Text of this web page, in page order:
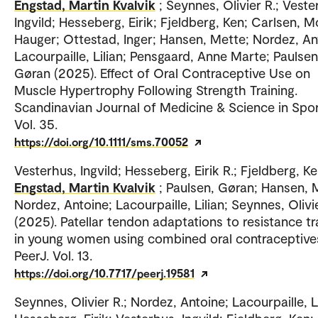
Engstad, Martin Kvalvik ; Seynnes, Olivier R.;
Ingvild; Hesseberg, Eirik; Fjeldberg, Ken; Carlsen,
Hauger; Ottestad, Inger; Hansen, Mette; Nordez,
Lacourpaille, Lilian; Pensgaard, Anne Marte;
Gøran (2025). Effect of Oral Contraceptive Use on
Muscle Hypertrophy Following Strength Training.
Scandinavian Journal of Medicine & Science in
Vol. 35.
https://doi.org/10.1111/sms.70052
Vesterhus, Ingvild; Hesseberg, Eirik R.; Fjeldberg,
Engstad, Martin Kvalvik ; Paulsen, Gøran; Hansen,
Nordez, Antoine; Lacourpaille, Lilian; Seynnes,
(2025). Patellar tendon adaptations to resistance
in young women using combined oral
PeerJ. Vol. 13.
https://doi.org/10.7717/peerj.19581
Seynnes, Olivier R.; Nordez, Antoine; Lacourpaille,